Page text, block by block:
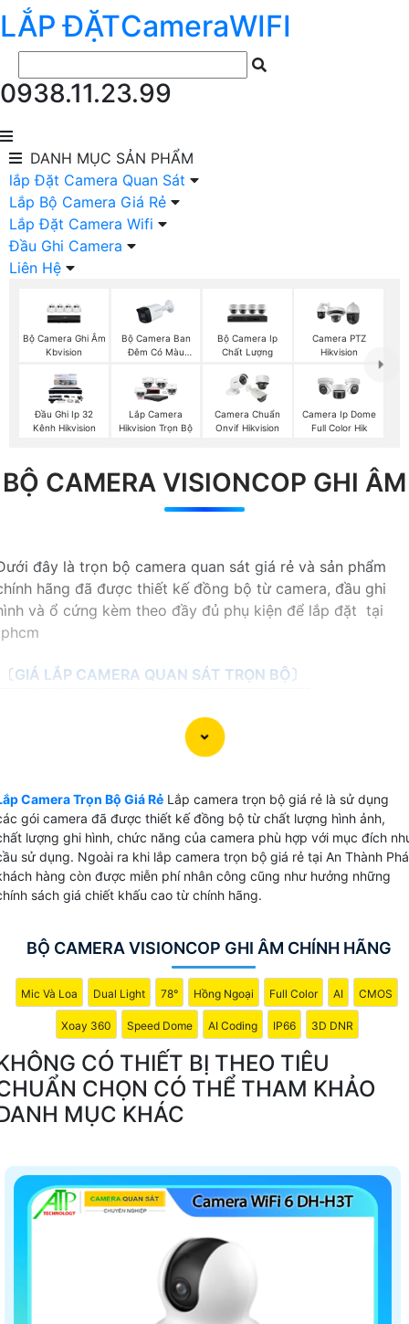
LẮP ĐẶTCameraWIFI
0938.11.23.99
DANH MỤC SẢN PHẨM
lắp Đặt Camera Quan Sát
Lắp Bộ Camera Giá Rẻ
Lắp Đặt Camera Wifi
Đầu Ghi Camera
Liên Hệ
Bộ Camera Ghi Âm
Kbvision
Bộ Camera Ban
Đêm Có Màu
Bộ Camera Ip
Chất Lượng
Camera PTZ
Hikvision
Đầu Ghi Ip 32
Kênh Hikvision
Lắp Camera
Hikvision Trọn Bộ
Camera Chuẩn
Onvif Hikvision
Camera Ip Dome
Full Color Hik
BỘ CAMERA VISIONCOP GHI ÂM
đây là trọn bộ camera quan sát giá rẻ và sản phẩm
hãng đã được thiết kế đồng bộ từ camera, đầu ghi
và ổ cứng kèm theo đầy đủ phụ kiện để lắp đặt tại
〔GIÁ LẮP CAMERA QUAN SÁT TRỌN BỘ〕
Lắp camera quan sát trọn bộ có rất nhiều lựa chọn và
thuộc vào mục đích sử dụng cho văn phòng, hay lắp
cửa hàng và nhà xưởng có những gói camera với
khác sau đây là những bộ camera quan sát thiết kế
Camera Sử Dụng
Trọn Bộ
VNĐ FULL HD 1080P Thương hiệu Dahua
Bộ Camera Có thu âm
VNĐ1 Camera thu âm Chất Lượng
Bộ camera full Color Nhà Xưởng
VNĐ Bộ Camera thân có Màu Ban Đêm
Bộ Camera Cửa Hàng giá rẻ
VNĐCamera Xoay 360 và zoom
📝 Camera trọn bộ tiết kiệm chi phí hình ảnh full hd
công nghệ HD analog giá rẻ tiết kiệm giám sát qua
điện thoại ổn định giám sát qua diện thoại là chủ yếu.
Camera Trọn Bộ Giá Rẻ Lắp camera trọn bộ giá rẻ là sử dụng
gói camera đã được thiết kế đồng bộ từ chất lượng hình ảnh,
lượng ghi hình, chức năng của camera phù hợp với mục đích
sử dụng. Ngoài ra khi lắp camera trọn bộ giá rẻ tại An Thành
hàng còn được miễn phí nhân công cũng như hưởng những
sách giá chiết khấu cao từ chính hãng.
BỘ CAMERA VISIONCOP GHI ÂM CHÍNH HÃNG
Mic Và Loa Dual Light 78° Hồng Ngoại Full Color AI CMOS
Xoay 360 Speed Dome AI Coding IP66 3D DNR
CÓ THIẾT BỊ THEO TIÊU
CHỌN CÓ THỂ THAM KHẢO
MỤC KHÁC